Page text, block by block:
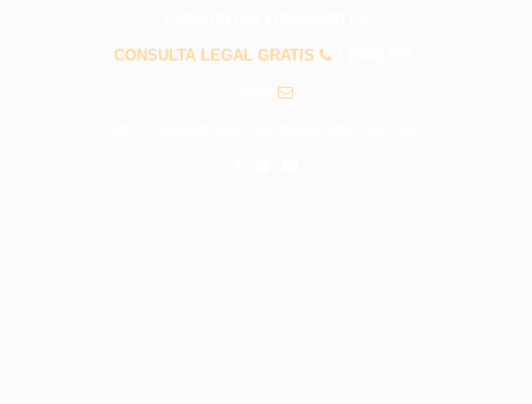
CONSULTA LEGAL GRATIS